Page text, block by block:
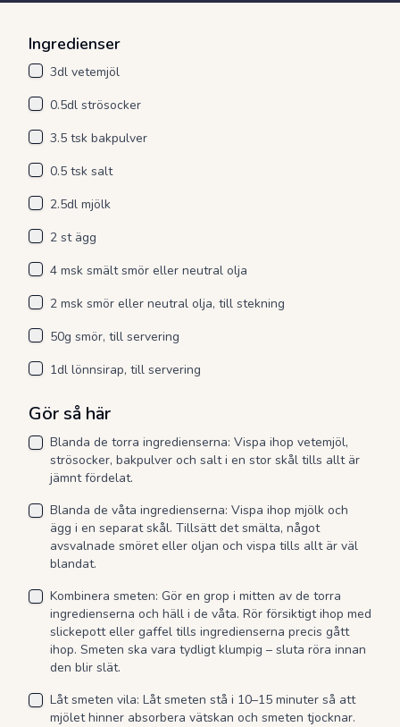
Ingredienser
3dl vetemjöl
0.5dl strösocker
3.5 tsk bakpulver
0.5 tsk salt
2.5dl mjölk
2 st ägg
4 msk smält smör eller neutral olja
2 msk smör eller neutral olja, till stekning
50g smör, till servering
1dl lönnsirap, till servering
Gör så här
Blanda de torra ingredienserna: Vispa ihop vetemjöl,
strösocker, bakpulver och salt i en stor skål tills allt är
jämnt fördelat.
Blanda de våta ingredienserna: Vispa ihop mjölk och
ägg i en separat skål. Tillsätt det smälta, något
avsvalnade smöret eller oljan och vispa tills allt är väl
blandat.
Kombinera smeten: Gör en grop i mitten av de torra
ingredienserna och häll i de våta. Rör försiktigt ihop med
slickepott eller gaffel tills ingredienserna precis gått
ihop. Smeten ska vara tydligt klumpig – sluta röra innan
den blir slät.
Låt smeten vila: Låt smeten stå i 10–15 minuter så att
mjölet hinner absorbera vätskan och smeten tjocknar.